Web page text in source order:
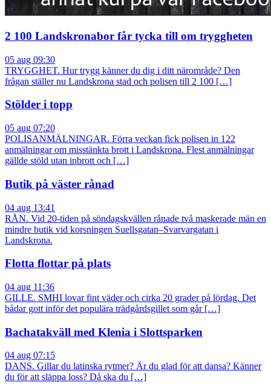
2 100 Landskronabor får tycka till om tryggheten
05 aug 09:30
TRYGGHET. Hur trygg känner du dig i ditt närområde? Den
frågan ställer nu Landskrona stad och polisen till 2 100 […]
Stölder i topp
05 aug 07:20
POLISANMÄLNINGAR. Förra veckan fick polisen in 122
anmälningar om misstänkta brott i Landskrona. Flest anmälningar
gällde stöld utan inbrott och […]
Butik på väster rånad
04 aug 13:41
RÅN. Vid 20-tiden på söndagskvällen rånade två maskerade män en
mindre butik vid korsningen Suellsgatan–Svarvargatan i
Landskrona.
Flotta flottar på plats
04 aug 11:36
GILLE. SMHI lovar fint väder och cirka 20 grader på lördag. Det
bådar gott inför det populära trädgårdsgillet som går […]
Bachatakväll med Klenia i Slottsparken
04 aug 07:15
DANS. Gillar du latinska rytmer? Är du glad för att dansa? Känner
du för att släppa loss? Då ska du […]